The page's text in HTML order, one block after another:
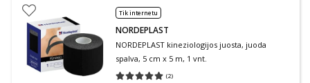
Tik internetu
NORDEPLAST
NORDEPLAST kineziologijos juosta, juoda
spalva, 5 cm x 5 m, 1 vnt.
(2)
Vidutinis įvertinimas 5.00